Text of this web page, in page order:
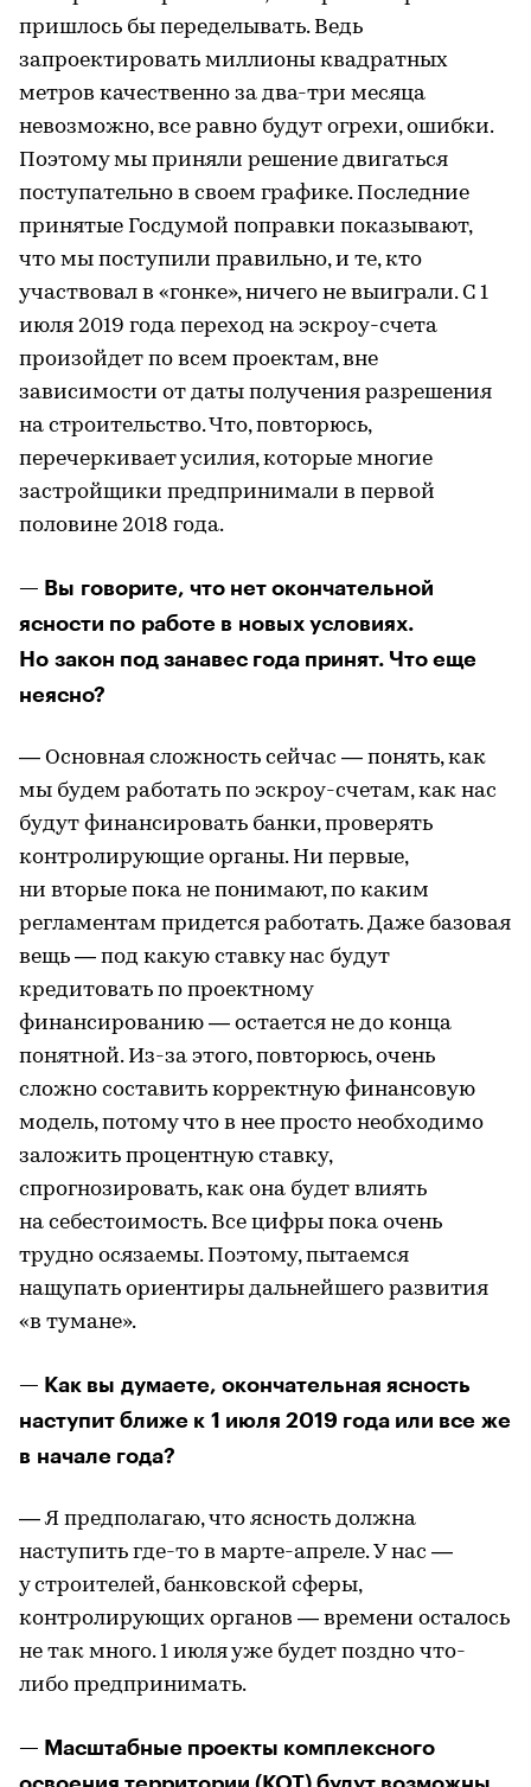
пришлось бы переделывать. Ведь
запроектировать миллионы квадратных
метров качественно за два-три месяца
невозможно, все равно будут огрехи, ошибки.
Поэтому мы приняли решение двигаться
поступательно в своем графике. Последние
принятые Госдумой поправки показывают,
что мы поступили правильно, и те, кто
участвовал в «гонке», ничего не выиграли. С 1
июля 2019 года переход на эскроу-счета
произойдет по всем проектам, вне
зависимости от даты получения разрешения
на строительство. Что, повторюсь,
перечеркивает усилия, которые многие
застройщики предпринимали в первой
половине 2018 года.
— Вы говорите, что нет окончательной
ясности по работе в новых условиях.
Но закон под занавес года принят. Что еще
неясно?
— Основная сложность сейчас — понять, как
мы будем работать по эскроу-счетам, как нас
будут финансировать банки, проверять
контролирующие органы. Ни первые,
ни вторые пока не понимают, по каким
регламентам придется работать. Даже базовая
вещь — под какую ставку нас будут
кредитовать по проектному
финансированию — остается не до конца
понятной. Из-за этого, повторюсь, очень
сложно составить корректную финансовую
модель, потому что в нее просто необходимо
заложить процентную ставку,
спрогнозировать, как она будет влиять
на себестоимость. Все цифры пока очень
трудно осязаемы. Поэтому, пытаемся
нащупать ориентиры дальнейшего развития
«в тумане».
— Как вы думаете, окончательная ясность
наступит ближе к 1 июля 2019 года или все же
в начале года?
— Я предполагаю, что ясность должна
наступить где-то в марте-апреле. У нас —
у строителей, банковской сферы,
контролирующих органов — времени осталось
не так много. 1 июля уже будет поздно что-
либо предпринимать.
— Масштабные проекты комплексного